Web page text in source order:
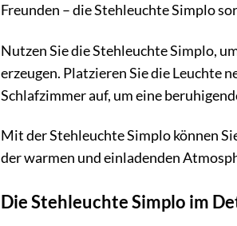
Freunden – die Stehleuchte Simplo
Nutzen Sie die Stehleuchte Simplo,
erzeugen. Platzieren Sie die Leuchte
Schlafzimmer auf, um eine
Mit der Stehleuchte Simplo können
der warmen und einladenden
Die Stehleuchte Simplo im